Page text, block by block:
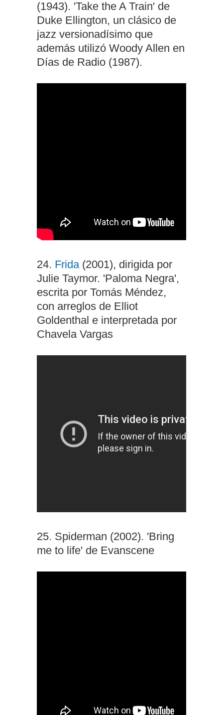
(1943). 'Take the A Train' de
Duke Ellington, un clásico de
jazz versionadísimo que
además utilizó Woody Allen en
Días de Radio (1987).
24. Frida(2001), dirigida por
Julie Taymor. 'Paloma Negra',
escrita por Tomás Méndez,
con arreglos de Elliot
Goldenthal e interpretada por
Chavela Vargas
25. Spiderman (2002). 'Bring
me to life' de Evanscene